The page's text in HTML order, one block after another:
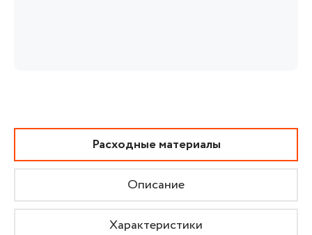
Расходные материалы
Описание
Характеристики